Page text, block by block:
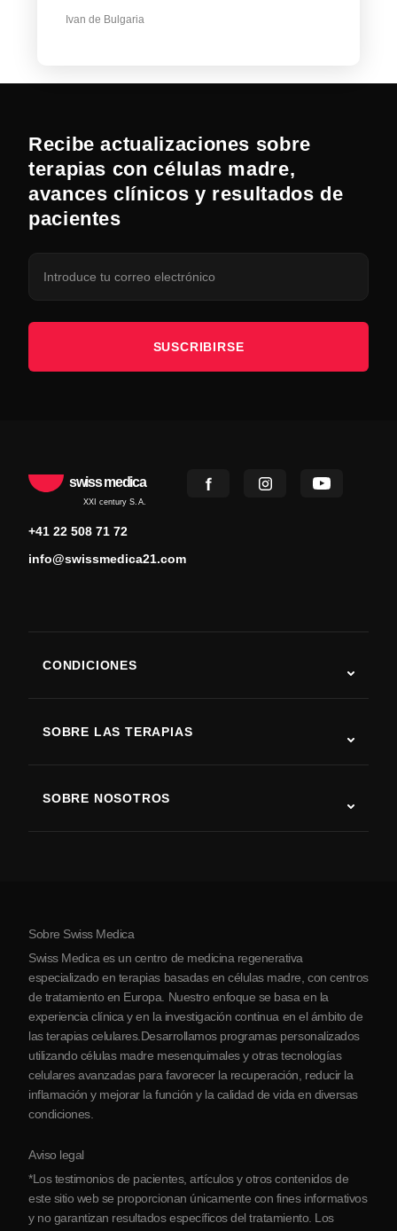
Ivan de Bulgaria
Recibe actualizaciones sobre
terapias con células madre,
avances clínicos y resultados de
pacientes
SUSCRIBIRSE
swiss medica
XXI century S.A.
+41 22 508 71 72
info@swissmedica21.com
CONDICIONES
Enfermedad de Parkinson
Artritis
SOBRE LAS TERAPIAS
SOBRE NOSOTROS
Sobre Serbia
Colaboraciones
Sobre Swiss Medica
Swiss Medica es un centro de medicina regenerativa
especializado en terapias basadas en células madre, con centros
de tratamiento en Europa. Nuestro enfoque se basa en la
experiencia clínica y en la investigación continua en el ámbito de
las terapias celulares.Desarrollamos programas personalizados
utilizando células madre mesenquimales y otras tecnologías
celulares avanzadas para favorecer la recuperación, reducir la
inflamación y mejorar la función y la calidad de vida en diversas
condiciones.
Aviso legal
*Los testimonios de pacientes, artículos y otros contenidos de
este sitio web se proporcionan únicamente con fines informativos
y no garantizan resultados específicos del tratamiento. Los